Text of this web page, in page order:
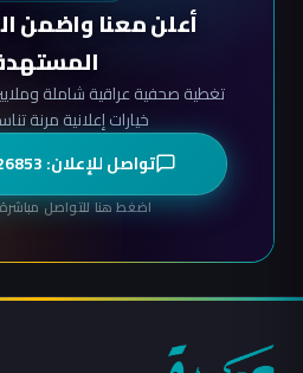
أعلن معنا واضمن
تغطية صحفية عراقية شاملة
خيارات إعلانية مرنة
تواصل للإعلان: 009647700526853
اضغط هنا للتواصل